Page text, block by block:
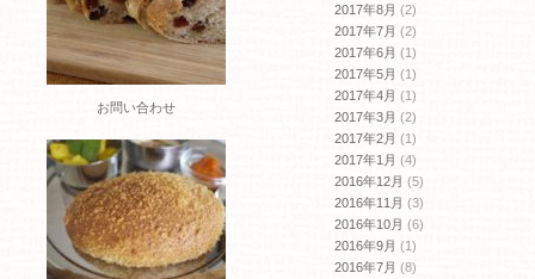
お問い合わせ
2017年8月 (2)
2017年7月 (2)
2017年6月 (1)
2017年5月 (1)
2017年4月 (1)
2017年3月 (2)
2017年2月 (1)
2017年1月 (4)
2016年12月 (5)
2016年11月 (3)
2016年10月 (6)
2016年9月 (1)
2016年7月 (8)